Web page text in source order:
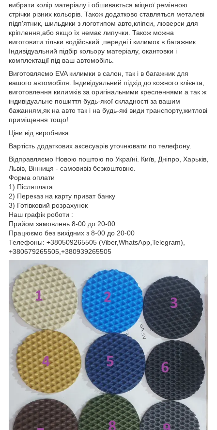
вибрати колір матеріалу і обшивається міцної ремінною
стрічки різних кольорів. Також додатково ставляться металеві
підп'ятник, шильдики з логотипом авто,кліпси, люверси для
кріплення,або якщо їх немає липучки. Також можна
виготовити тільки водійський ,передні і килимок в багажник.
Індивідуальний підбір кольору матеріалу, окантовки і
комплектації під ваш автомобіль.
Виготовляємо EVA килимки в салон, так і в багажник для
вашого автомобіля. Індивідуальний підхід до кожного клієнта,
виготовлення килимків за оригінальними кресленнями а так ж
індивідуальне пошиття будь-якої складності за вашим
бажанням,як на авто так і на будь-які види транспорту,житлові
приміщення тощо!
Ціни від виробника.
Вартість додаткових аксесуарів уточнювати по телефону.
Відправляємо Новою поштою по Україні. Київ, Дніпро, Харьків,
Львів, Вінниця - самовивіз безкоштовно.
Форма оплати
1) Післяплата
2) Переказ на карту приват банку
3) Готівковий розрахунок
Наш графік роботи :
Прийом замовлень 8-00 до 20-00
Працюємо без вихідних з 8-00 до 20-00
Телефоны: +380509265505 (Viber,WhatsApp,Telegram),
+380679265505,+380939265505